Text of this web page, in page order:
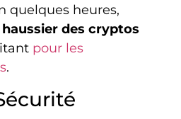
quelques heures,
des cryptos
pour les
.